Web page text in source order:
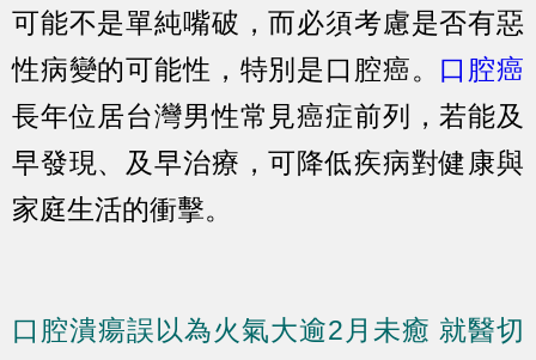
可能不是單純嘴破，而必須考慮是否有惡
性病變的可能性，特別是口腔癌。 口腔癌
長年位居台灣男性常見癌症前列，若能及
早發現、及早治療，可降低疾病對健康與
家庭生活的衝擊。
口腔潰瘍誤以為火氣大逾2月未癒 就醫切